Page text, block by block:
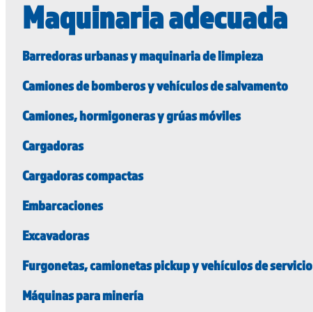
Maquinaria adecuada
Barredoras urbanas y maquinaria de limpieza
Camiones de bomberos y vehículos de salvamento
Camiones, hormigoneras y grúas móviles
Cargadoras
Cargadoras compactas
Embarcaciones
Excavadoras
Furgonetas, camionetas pickup y vehículos de servicio
Máquinas para minería